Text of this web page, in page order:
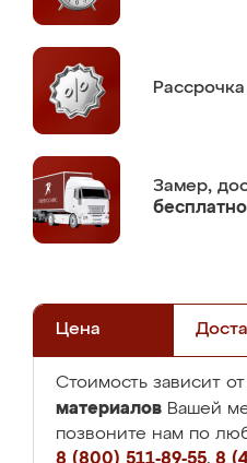
Рассрочка
Замер,
бесплатно
Цена
Стоимость зависит от
материалов Вашей
позвоните нам по